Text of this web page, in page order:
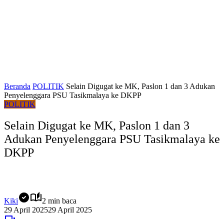
Beranda POLITIK Selain Digugat ke MK, Paslon 1 dan 3 Adukan
Penyelenggara PSU Tasikmalaya ke DKPP
POLITIK
Selain Digugat ke MK, Paslon 1 dan 3
Adukan Penyelenggara PSU Tasikmalaya ke
DKPP
Kiki
2 min baca
29 April 202529 April 2025